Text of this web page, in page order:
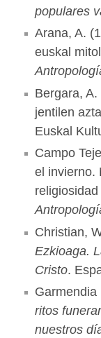
populares
Arana, A.
euskal
Bergara,
jentilen
Euskal
Campo
el invierno.
Christian,
Ezkioaga.
Cristo.
Garmendia
ritos
nuestros